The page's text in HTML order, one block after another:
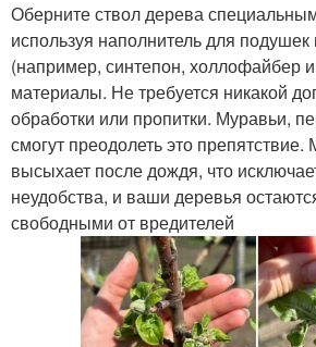
Оберните ствол дерева
используя наполнитель для
(например, синтепон, холлофайбер
материалы. Не требуется никакой
обработки или пропитки. Муравьи,
смогут преодолеть это
высыхает после дождя, что
неудобства, и ваши деревья
свободными от вредителей